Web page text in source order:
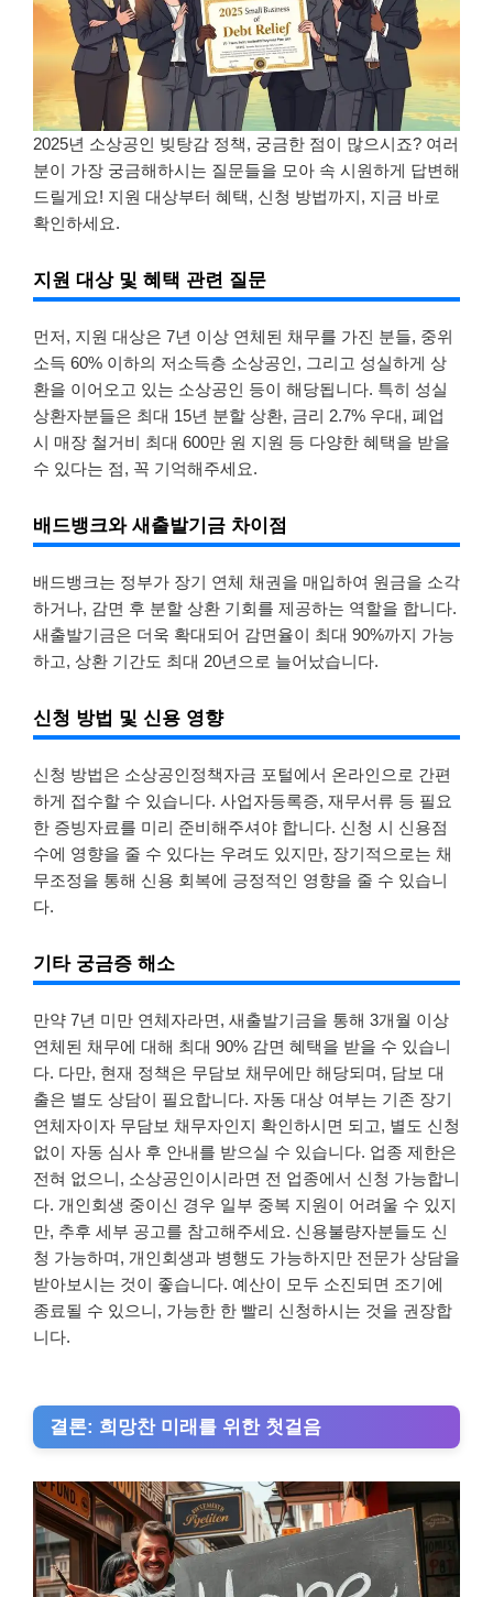
2025년 소상공인 빚탕감 정책, 궁금한 점이 많으시죠? 여러
분이 가장 궁금해하시는 질문들을 모아 속 시원하게 답변해
드릴게요! 지원 대상부터 혜택, 신청 방법까지, 지금 바로
확인하세요.
지원 대상 및 혜택 관련 질문
먼저, 지원 대상은 7년 이상 연체된 채무를 가진 분들, 중위
소득 60% 이하의 저소득층 소상공인, 그리고 성실하게 상
환을 이어오고 있는 소상공인 등이 해당됩니다. 특히 성실
상환자분들은 최대 15년 분할 상환, 금리 2.7% 우대, 폐업
시 매장 철거비 최대 600만 원 지원 등 다양한 혜택을 받을
수 있다는 점, 꼭 기억해주세요.
배드뱅크와 새출발기금 차이점
배드뱅크는 정부가 장기 연체 채권을 매입하여 원금을 소각
하거나, 감면 후 분할 상환 기회를 제공하는 역할을 합니다.
새출발기금은 더욱 확대되어 감면율이 최대 90%까지 가능
하고, 상환 기간도 최대 20년으로 늘어났습니다.
신청 방법 및 신용 영향
신청 방법은 소상공인정책자금 포털에서 온라인으로 간편
하게 접수할 수 있습니다. 사업자등록증, 재무서류 등 필요
한 증빙자료를 미리 준비해주셔야 합니다. 신청 시 신용점
수에 영향을 줄 수 있다는 우려도 있지만, 장기적으로는 채
무조정을 통해 신용 회복에 긍정적인 영향을 줄 수 있습니
다.
기타 궁금증 해소
만약 7년 미만 연체자라면, 새출발기금을 통해 3개월 이상
연체된 채무에 대해 최대 90% 감면 혜택을 받을 수 있습니
다. 다만, 현재 정책은 무담보 채무에만 해당되며, 담보 대
출은 별도 상담이 필요합니다. 자동 대상 여부는 기존 장기
연체자이자 무담보 채무자인지 확인하시면 되고, 별도 신청
없이 자동 심사 후 안내를 받으실 수 있습니다. 업종 제한은
전혀 없으니, 소상공인이시라면 전 업종에서 신청 가능합니
다. 개인회생 중이신 경우 일부 중복 지원이 어려울 수 있지
만, 추후 세부 공고를 참고해주세요. 신용불량자분들도 신
청 가능하며, 개인회생과 병행도 가능하지만 전문가 상담을
받아보시는 것이 좋습니다. 예산이 모두 소진되면 조기에
종료될 수 있으니, 가능한 한 빨리 신청하시는 것을 권장합
니다.
결론: 희망찬 미래를 위한 첫걸음